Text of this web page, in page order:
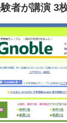
者が講演 3